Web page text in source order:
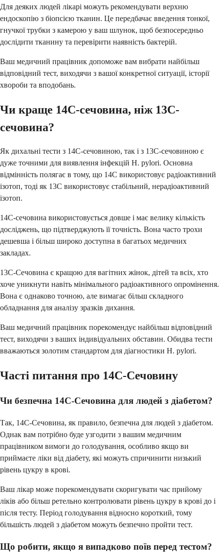
Для деяких людей лікарі можуть рекомендувати верхню
ендоскопію з біопсією тканин. Це передбачає введення тонкої,
гнучкої трубки з камерою у ваш шлунок, щоб безпосередньо
дослідити тканину та перевірити наявність бактерій.
Ваш медичний працівник допоможе вам вибрати найбільш
відповідний тест, виходячи з вашої конкретної ситуації, історії
хвороби та вподобань.
Чи краще 14C-сечовина, ніж 13C-
сечовина?
Як дихальні тести з 14C-сечовиною, так і з 13C-сечовиною є
дуже точними для виявлення інфекцій H. pylori. Основна
відмінність полягає в тому, що 14C використовує радіоактивний
ізотоп, тоді як 13C використовує стабільний, нерадіоактивний
ізотоп.
14C-сечовина використовується довше і має велику кількість
досліджень, що підтверджують її точність. Вона часто трохи
дешевша і більш широко доступна в багатьох медичних
закладах.
13C-Сечовина є кращою для вагітних жінок, дітей та всіх, хто
хоче уникнути навіть мінімального радіоактивного опромінення.
Вона є однаково точною, але вимагає більш складного
обладнання для аналізу зразків дихання.
Ваш медичний працівник порекомендує найбільш відповідний
тест, виходячи з ваших індивідуальних обставин. Обидва тести
вважаються золотим стандартом для діагностики H. pylori.
Часті питання про 14C-Сечовину
Чи безпечна 14C-Сечовина для людей з діабетом?
Так, 14C-Сечовина, як правило, безпечна для людей з діабетом.
Однак вам потрібно буде узгодити з вашим медичним
працівником вимоги до голодування, особливо якщо ви
приймаєте ліки від діабету, які можуть спричинити низький
рівень цукру в крові.
Ваш лікар може порекомендувати скоригувати час прийому
ліків або більш ретельно контролювати рівень цукру в крові до і
після тесту. Період голодування відносно короткий, тому
більшість людей з діабетом можуть безпечно пройти тест.
Що робити, якщо я випадково поїв перед тестом?